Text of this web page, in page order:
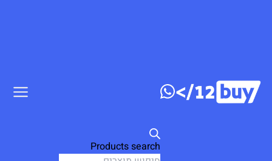
Products search